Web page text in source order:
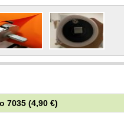
7035 (4,90 €)